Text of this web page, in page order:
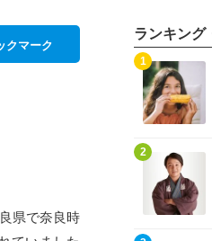
クマーク
県で奈良時
ランキング
1
2